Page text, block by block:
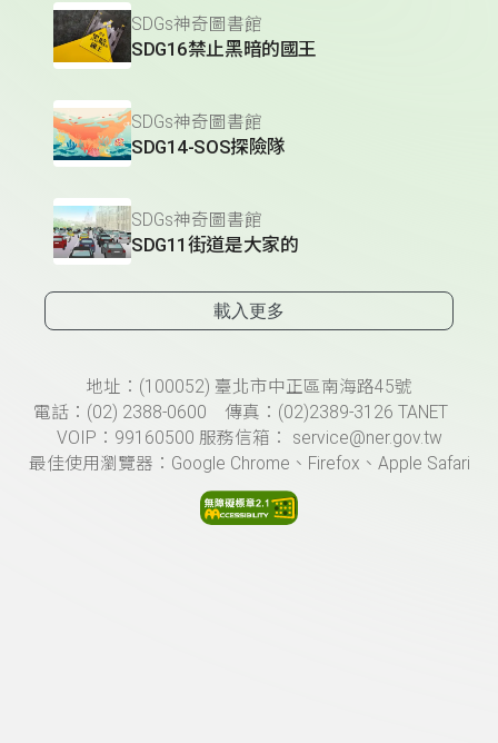
SDGs神奇圖書館
SDG16禁止黑暗的國王
SDGs神奇圖書館
SDG14-SOS探險隊
SDGs神奇圖書館
SDG11街道是大家的
載入更多
頁尾資訊地址：(100052) 臺北市中正區南海路45號
電話：(02) 2388-0600 傳真：(02)2389-3126 TANET
VOIP：99160500 服務信箱： service@ner.gov.tw
最佳使用瀏覽器：Google Chrome、Firefox、Apple Safari